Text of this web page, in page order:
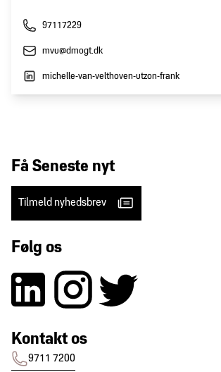
97117229
mvu@dmogt.dk
michelle-van-velthoven-utzon-frank
Få Seneste nyt
Tilmeld nyhedsbrev
Følg os
Kontakt os
9711 7200